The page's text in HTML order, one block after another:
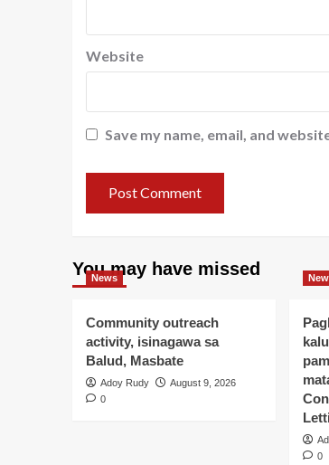
Website
Save my name, email, and
You may have missed
News
Community outreach
activity, isinagawa sa
Balud, Masbate
Adoy Rudy
August 9, 2026
0
0